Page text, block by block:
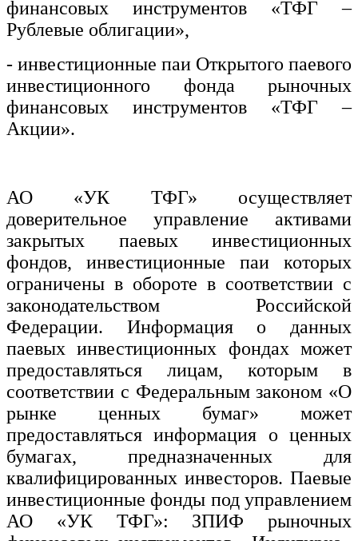
финансовых инструментов «ТФГ –
Рублевые облигации»,
- инвестиционные паи Открытого паевого
инвестиционного фонда рыночных
финансовых инструментов «ТФГ –
Акции».
АО «УК ТФГ» осуществляет
доверительное управление активами
закрытых паевых инвестиционных
фондов, инвестиционные паи которых
ограничены в обороте в соответствии с
законодательством Российской
Федерации. Информация о данных
паевых инвестиционных фондах может
предоставляться лицам, которым в
соответствии с Федеральным законом «О
рынке ценных бумаг» может
предоставляться информация о ценных
бумагах, предназначенных для
квалифицированных инвесторов. Паевые
инвестиционные фонды под управлением
АО «УК ТФГ»: ЗПИФ рыночных